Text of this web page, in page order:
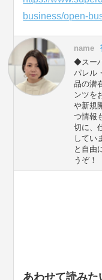
business/open-
name
◆スー
パレル
品の潜
ンツを
や新規
つ情報
切に、
してい
と自由
うぞ！
あわせて読みた